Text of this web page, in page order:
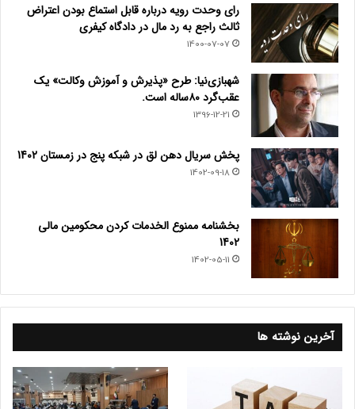
رای وحدت رویه درباره قابل استماع بودن اعتراض
ثالث راجع به رد مال در دادگاه کیفری
1400-07-07
شهبازی‌نیا: طرح «پذیرش و آموزش وکالت» یک
عقب‌گرد ۸۰ساله است.
1396-12-21
پخش سریال دهن لق در شبکه پنج در زمستان 1402
1402-09-18
بخشنامه ممنوع الخدمات کردن محکومین مالی
1402
1402-05-11
آخرین نوشته ها